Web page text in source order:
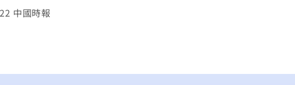
中國時報